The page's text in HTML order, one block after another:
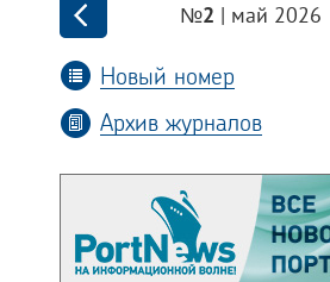
№2 | май 2026
Новый номер
Архив журналов